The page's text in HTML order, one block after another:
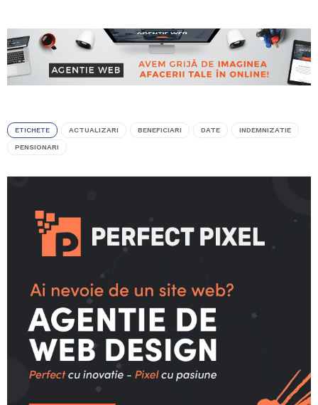
ETICHETE ACTUALIZARI BENEFICIARI DATE INDEMNIZATIE
PENSIONARI